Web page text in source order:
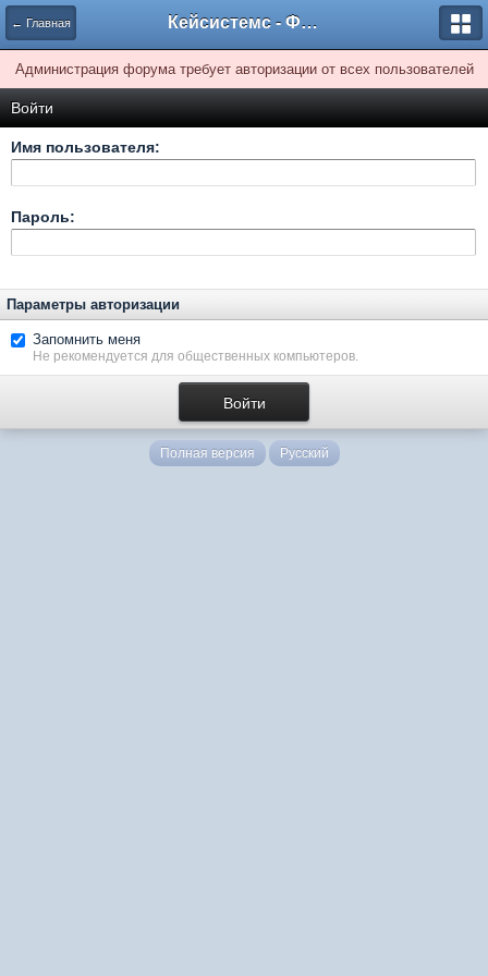
← Главная Кейсистемс - Форумы
Администрация форума требует авторизации от всех пользователей
Войти
Имя пользователя:
Пароль:
Параметры авторизации
Запомнить меня
Не рекомендуется для общественных компьютеров.
Полная версия Русский